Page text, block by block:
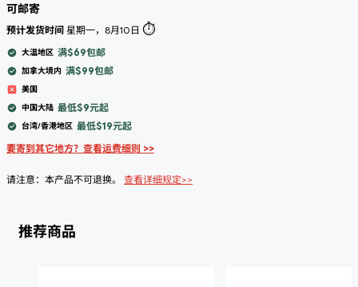
可邮寄
预计发货时间 星期一，8月10日 ⏱️
大温地区 满$69包邮
加拿大境内 满$99包邮
美国
中国大陆 最低$9元起
台湾/香港地区 最低$19元起
要寄到其它地方？查看运费细则 >>
请注意：本产品不可退换。 查看详细规定>>
推荐商品